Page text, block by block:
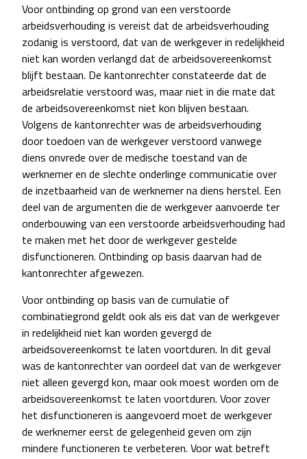
Voor ontbinding op grond van een verstoorde
arbeidsverhouding is vereist dat de arbeidsverhouding
zodanig is verstoord, dat van de werkgever in redelijkheid
niet kan worden verlangd dat de arbeidsovereenkomst
blijft bestaan. De kantonrechter constateerde dat de
arbeidsrelatie verstoord was, maar niet in die mate dat
de arbeidsovereenkomst niet kon blijven bestaan.
Volgens de kantonrechter was de arbeidsverhouding
door toedoen van de werkgever verstoord vanwege
diens onvrede over de medische toestand van de
werknemer en de slechte onderlinge communicatie over
de inzetbaarheid van de werknemer na diens herstel. Een
deel van de argumenten die de werkgever aanvoerde ter
onderbouwing van een verstoorde arbeidsverhouding had
te maken met het door de werkgever gestelde
disfunctioneren. Ontbinding op basis daarvan had de
kantonrechter afgewezen.
Voor ontbinding op basis van de cumulatie of
combinatiegrond geldt ook als eis dat van de werkgever
in redelijkheid niet kan worden gevergd de
arbeidsovereenkomst te laten voortduren. In dit geval
was de kantonrechter van oordeel dat van de werkgever
niet alleen gevergd kon, maar ook moest worden om de
arbeidsovereenkomst te laten voortduren. Voor zover
het disfunctioneren is aangevoerd moet de werkgever
de werknemer eerst de gelegenheid geven om zijn
mindere functioneren te verbeteren. Voor wat betreft